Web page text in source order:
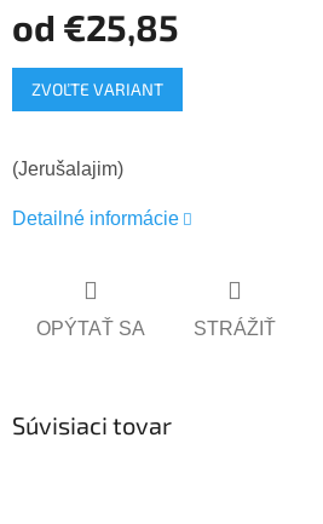
od €25,85
Jednotková
cena:
ZVOĽTE VARIANT
(Jerušalajim)
Detailné informácie
OPÝTAŤ SA STRÁŽIŤ
Súvisiaci tovar